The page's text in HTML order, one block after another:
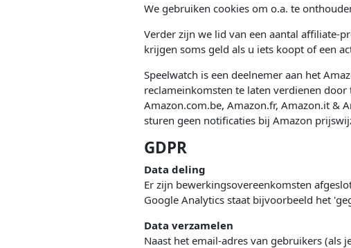
We gebruiken cookies om o.a. te
Verder zijn we lid van een aantal affiliate-
krijgen soms geld als u iets koopt of een
Speelwatch is een deelnemer aan het
reclameinkomsten te laten verdienen
Amazon.com.be, Amazon.fr, Amazon.it &
sturen geen notificaties bij Amazon
GDPR
Data deling
Er zijn bewerkingsovereenkomsten
Google Analytics staat bijvoorbeeld het
Data verzamelen
Naast het email-adres van gebruikers (als